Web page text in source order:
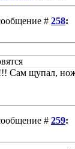
# 258:
Сам щупал,
# 259: